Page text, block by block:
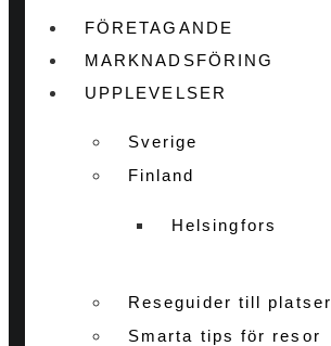
FÖRETAGANDE
MARKNADSFÖRING
UPPLEVELSER
Sverige
Finland
Helsingfors
Reseguider till platser
Smarta tips för resor